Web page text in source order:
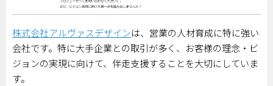
株式会社アルヴァスデザインは、営業の人材育成に特に強い
会社です。特に大手企業との取引が多く、お客様の理念・ビ
ジョンの実現に向けて、伴走支援することを大切にしていま
す。